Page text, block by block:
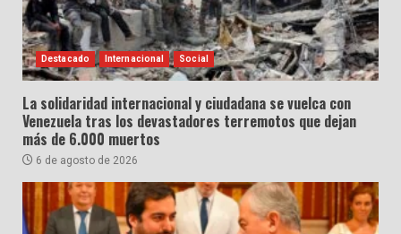
Destacado Internacional Social
La solidaridad internacional y ciudadana se vuelca con
Venezuela tras los devastadores terremotos que dejan
más de 6.000 muertos
6 de agosto de 2026